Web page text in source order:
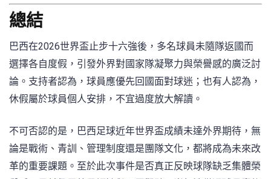
總結
巴西在2026世界盃止步十六強後，多名球員未隨隊返國而
選擇各自度假，引發外界對國家隊凝聚力與榮譽感的廣泛討
論。支持者認為，球員應優先回國面對球迷；也有人認為，
休假屬於球員個人安排，不宜過度放大解讀。
不可否認的是，巴西足球近年世界盃成績未達外界期待，無
論是戰術、青訓、管理制度還是團隊文化，都將成為未來改
革的重要課題。至於此次事件是否真正反映球隊缺乏集體榮